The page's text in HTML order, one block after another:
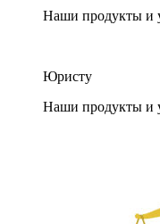
Наши продукты и
Юристу
Наши продукты и